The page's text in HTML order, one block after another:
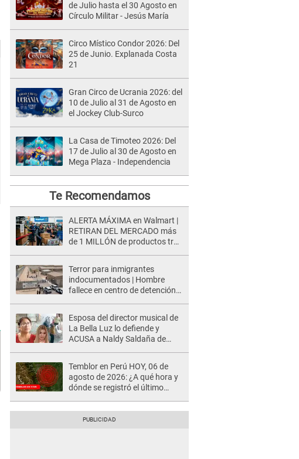
de Julio hasta el 30 Agosto en
Círculo Militar - Jesús María
Circo Místico Condor 2026: Del
25 de Junio. Explanada Costa
21
Gran Circo de Ucrania 2026: del
10 de Julio al 31 de Agosto en
el Jockey Club-Surco
La Casa de Timoteo 2026: Del
17 de Julio al 30 de Agosto en
Mega Plaza - Independencia
Te Recomendamos
ALERTA MÁXIMA en Walmart |
RETIRAN DEL MERCADO más
de 1 MILLÓN de productos tras
Terror para inmigrantes
indocumentados | Hombre
fallece en centro de detención
Esposa del director musical de
La Bella Luz lo defiende y
ACUSA a Naldy Saldaña de
Temblor en Perú HOY, 06 de
agosto de 2026: ¿A qué hora y
dónde se registró el último